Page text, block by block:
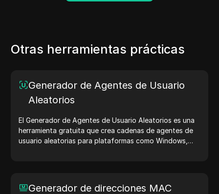
Otras herramientas prácticas
Generador de Agentes de Usuario
Aleatorios
El Generador de Agentes de Usuario Aleatorios es una
herramienta gratuita que crea cadenas de agentes de
usuario aleatorias para plataformas como Windows,
y optimización del desarrollo. Simplifica tus flujos de
Generador de direcciones MAC